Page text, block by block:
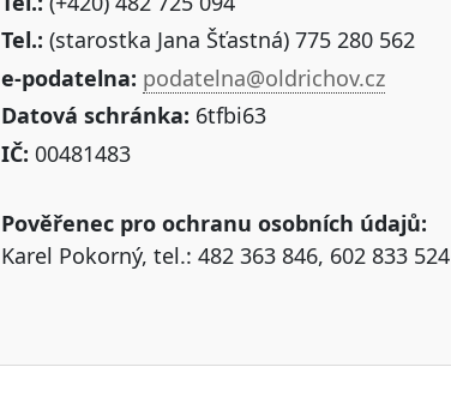
Tel.: (starostka Jana Šťastná) 775 280 562
e-podatelna: podatelna@oldrichov.cz
Datová schránka: 6tfbi63
IČ: 00481483
Pověřenec pro ochranu osobních údajů:
Karel Pokorný, tel.: 482 363 846, 602 833 524